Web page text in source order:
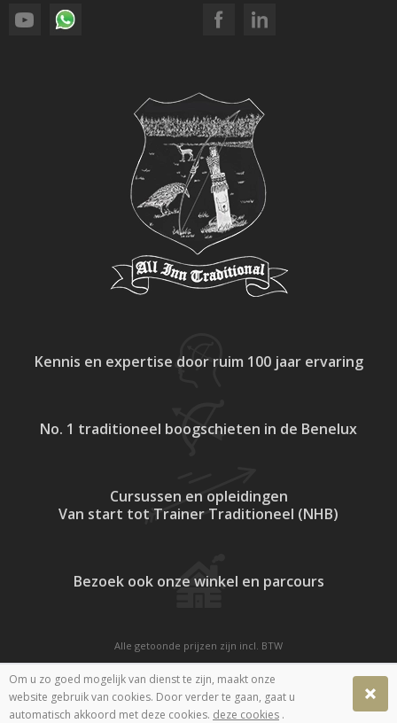
Kennis en expertise door ruim 100 jaar ervaring
No. 1 traditioneel boogschieten in de Benelux
Cursussen en opleidingen
Van start tot Trainer Traditioneel (NHB)
Bezoek ook onze winkel en parcours
Alle getoonde prijzen zijn incl. BTW
Website door
Fastware
Om u zo goed mogelijk van dienst te zijn, maakt onze
website gebruik van cookies. Door verder te gaan, gaat u
automatisch akkoord met deze cookies. deze cookies .